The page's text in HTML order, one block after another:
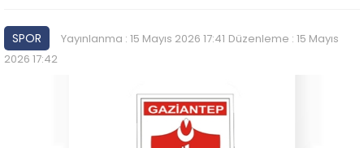
SPOR Yayınlanma : 15 Mayıs 2026 17:41 Düzenleme : 15 Mayıs
2026 17:42